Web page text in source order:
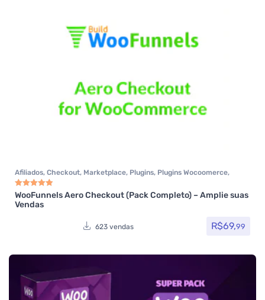
Afiliados, Checkout, Marketplace, Plugins, Plugins Wocoomerce,
Woocommerce
Avaliação
WooFunnels Aero Checkout (Pack Completo) – Amplie suas
Vendas
623 vendas R$69,99